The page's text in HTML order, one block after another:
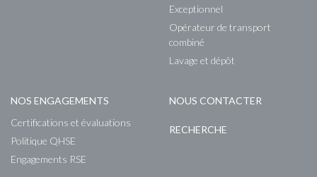
Exceptionnel
Opérateur de transport
combiné
Lavage et dépôt
NOS ENGAGEMENTS
Certifications et évaluations
Politique QHSE
Engagements RSE
NOUS CONTACTER
RECHERCHE